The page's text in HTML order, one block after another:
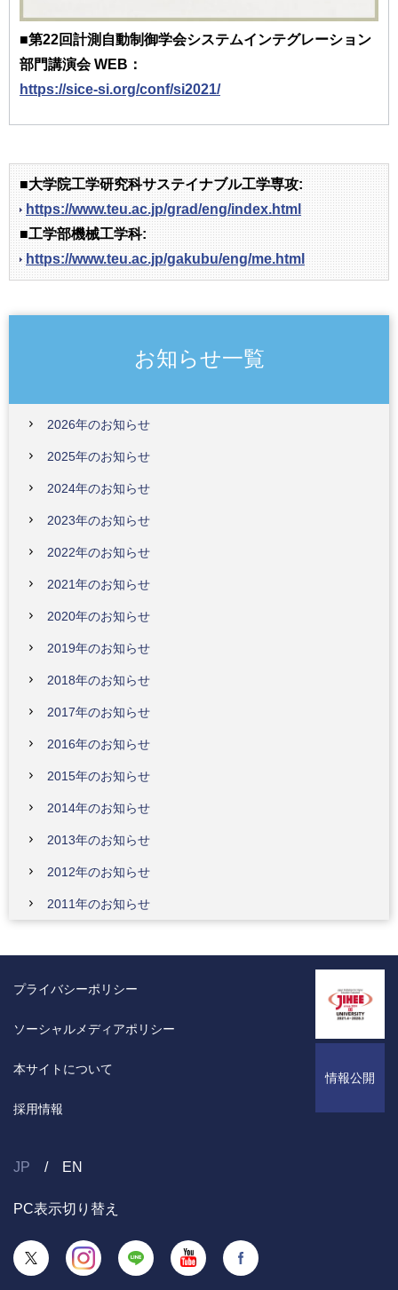
■第22回計測自動制御学会システムインテグレーション
部門講演会 WEB：
https://sice-si.org/conf/si2021/
■大学院工学研究科サステイナブル工学専攻:
https://www.teu.ac.jp/grad/eng/index.html
■工学部機械工学科:
https://www.teu.ac.jp/gakubu/eng/me.html
お知らせ一覧
2026年のお知らせ
2025年のお知らせ
2024年のお知らせ
2023年のお知らせ
2022年のお知らせ
2021年のお知らせ
2020年のお知らせ
2019年のお知らせ
2018年のお知らせ
2017年のお知らせ
2016年のお知らせ
2015年のお知らせ
2014年のお知らせ
2013年のお知らせ
2012年のお知らせ
2011年のお知らせ
情報公開
プライバシーポリシー
ソーシャルメディアポリシー
本サイトについて
採用情報
JP EN
PC表示切り替え